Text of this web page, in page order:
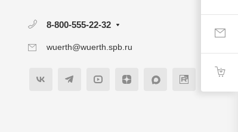
8-800-555-22-32
wuerth@wuerth.spb.ru